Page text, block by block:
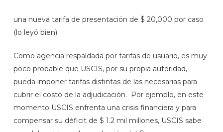
una nueva tarifa de presentación de $ 20,000 por caso
(lo leyó bien).
Como agencia respaldada por tarifas de usuario, es muy
poco probable que USCIS, por su propia autoridad,
pueda imponer tarifas distintas de las necesarias para
cubrir el costo de la adjudicación. Por ejemplo, en este
momento USCIS enfrenta una crisis financiera y para
compensar su déficit de $ 1.2 mil millones, USCIS sabe